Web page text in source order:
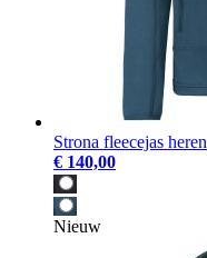
Strona fleecejas heren
€ 140,00
Nieuw